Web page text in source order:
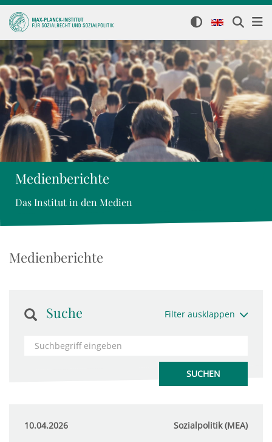
Medienberichte
Das Institut in den Medien
Medienberichte
Suche Filter ausklappen
10.04.2026 Sozialpolitik (MEA)